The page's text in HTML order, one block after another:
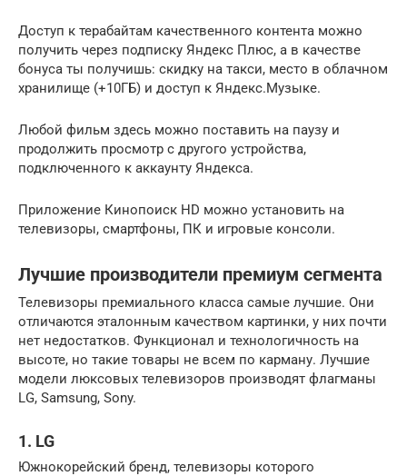
Доступ к терабайтам качественного контента можно
получить через подписку Яндекс Плюс, а в качестве
бонуса ты получишь: скидку на такси, место в облачном
хранилище (+10ГБ) и доступ к Яндекс.Музыке.
Любой фильм здесь можно поставить на паузу и
продолжить просмотр с другого устройства,
подключенного к аккаунту Яндекса.
Приложение Кинопоиск HD можно установить на
телевизоры, смартфоны, ПК и игровые консоли.
Лучшие производители премиум сегмента
Телевизоры премиального класса самые лучшие. Они
отличаются эталонным качеством картинки, у них почти
нет недостатков. Функционал и технологичность на
высоте, но такие товары не всем по карману. Лучшие
модели люксовых телевизоров производят флагманы
LG, Samsung, Sony.
1. LG
Южнокорейский бренд, телевизоры которого